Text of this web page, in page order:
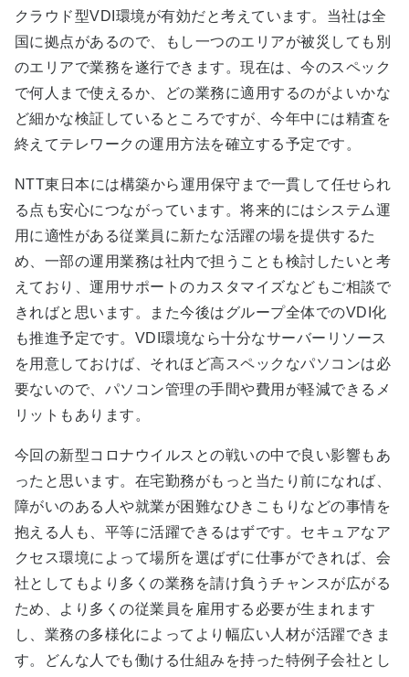
クラウド型VDI環境が有効だと考えています。当社は全
国に拠点があるので、もし一つのエリアが被災しても別
のエリアで業務を遂行できます。現在は、今のスペック
で何人まで使えるか、どの業務に適用するのがよいかな
ど細かな検証しているところですが、今年中には精査を
終えてテレワークの運用方法を確立する予定です。
NTT東日本には構築から運用保守まで一貫して任せられ
る点も安心につながっています。将来的にはシステム運
用に適性がある従業員に新たな活躍の場を提供するた
め、一部の運用業務は社内で担うことも検討したいと考
えており、運用サポートのカスタマイズなどもご相談で
きればと思います。また今後はグループ全体でのVDI化
も推進予定です。VDI環境なら十分なサーバーリソース
を用意しておけば、それほど高スペックなパソコンは必
要ないので、パソコン管理の手間や費用が軽減できるメ
リットもあります。
今回の新型コロナウイルスとの戦いの中で良い影響もあ
ったと思います。在宅勤務がもっと当たり前になれば、
障がいのある人や就業が困難なひきこもりなどの事情を
抱える人も、平等に活躍できるはずです。セキュアなア
クセス環境によって場所を選ばずに仕事ができれば、会
社としてもより多くの業務を請け負うチャンスが広がる
ため、より多くの従業員を雇用する必要が生まれます
し、業務の多様化によってより幅広い人材が活躍できま
す。どんな人でも働ける仕組みを持った特例子会社とし